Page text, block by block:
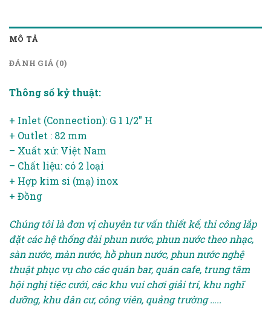
MÔ TẢ
ĐÁNH GIÁ (0)
Thông số kỷ thuật:
+ Inlet (Connection): G 1 1/2″ H
+ Outlet : 82 mm
– Xuất xứ: Việt Nam
– Chất liệu: có 2 loại
+ Hợp kim si (mạ) inox
+ Đồng
Chúng tôi là đơn vị chuyên tư vấn thiết kế, thi công lắp
đặt các hệ thống đài phun nước, phun nước theo nhạc,
sàn nước, màn nước, hồ phun nước, phun nước nghệ
thuật phục vụ cho các quán bar, quán cafe, trung tâm
hội nghị tiệc cưới, các khu vui chơi giải trí, khu nghĩ
dưỡng, khu dân cư, công viên, quảng trường …..